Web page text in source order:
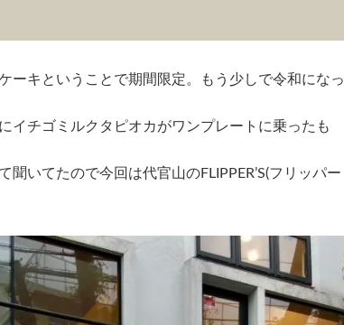
ーキということで期間限定。もう少しで令和になっ
イチゴミルクタピオカがワンプレートに乗ったも
いてたので今回は代官山のFLIPPER’S(フリッパー